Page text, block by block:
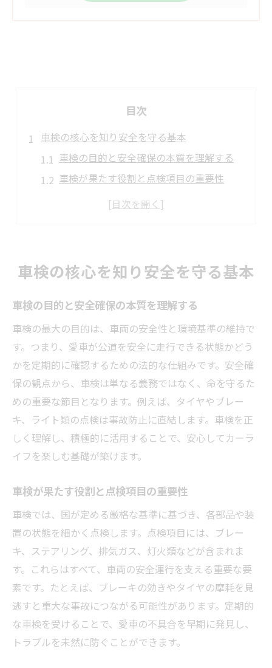
目次
車検の核心を知り安全を守る基本
車検の目的と安全確保の本質を理解する
車検が果たす役割と点検項目の重要性
車検制度の基本と愛車維持のポイント
車検で得られる安心とコストの両立法
車検切れリスクを回避する実践術
車検切れのリスクと避けるための注意点
車検有効期限の確認と早めの準備方法
車検切れによるトラブル回避の実践例
車検満了日を忘れないための管理術
車検切れ予防に役立つ日常チェック法
安心のための車検事前準備と対応策
ユーザー車検で注意すべき落とし穴
車検に挑戦する際の基本注意ポイント
車検書類や手続きで見落としがちな点
車検場で戸惑わないための準備方法
不合格を防ぐための車検事前チェック
実体験から学ぶ車検の成功と失敗事例
Nシステムによる車検切れ検知の仕組み解説
車検切れがNシステムで検知される流れ
Nシステムにおける車検データ連携の実際
車検切れ摘発のリスクと回避する方法
車検の核心を知り安全を守る基本
車検の目的と安全確保の本質を理解する
車検の最大の目的は、車両の安全性と環境基準の維持で
す。つまり、愛車が公道を安全に走行できる状態かどう
かを定期的に確認するための法的な仕組みです。安全確
保の観点から、車検は単なる義務ではなく、命を守るた
めの重要な節目となります。例えば、タイヤやブレー
キ、ライト類の点検は事故防止に直結します。車検を正
しく理解し、積極的に活用することで、安心してカーラ
イフを楽しむ基礎が築けます。
車検が果たす役割と点検項目の重要性
車検では、国が定める厳格な基準に基づき、各部品や装
置の状態を細かく点検します。点検項目には、ブレー
キ、ステアリング、排気ガス、灯火類などが含まれま
す。これらはすべて、車両の安全運行を支える重要な要
素です。たとえば、ブレーキの効きやタイヤの摩耗を見
逃すと重大な事故につながる可能性があります。定期的
な車検を受けることで、愛車の不具合を早期に発見し、
トラブルを未然に防ぐことができます。